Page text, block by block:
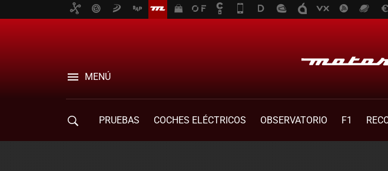
MENÚ
PRUEBAS COCHES ELÉCTRICOS OBSERVATORIO F1